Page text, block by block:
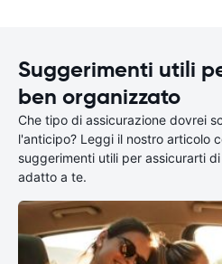
Suggerimenti utili
ben organizzato
Che tipo di assicurazione dovrei
l'anticipo? Leggi il nostro articolo
suggerimenti utili per assicurarti
adatto a te.